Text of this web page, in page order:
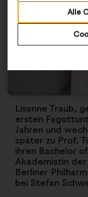
Alle
Lisanne Traub,
ersten
Jahren und
später zu Prof.
ihren Bachelor
Akademistin
Berliner
bei Stefan